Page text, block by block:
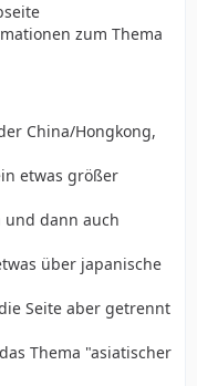
zum Thema
China/Hongkong,
etwas größer
dann auch
über japanische
Seite aber getrennt
Thema "asiatischer